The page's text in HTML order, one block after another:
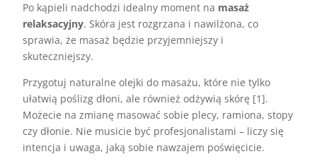
Po kąpieli nadchodzi idealny moment na masaż
relaksacyjny. Skóra jest rozgrzana i nawilżona, co
sprawia, że masaż będzie przyjemniejszy i
skuteczniejszy.
Przygotuj naturalne olejki do masażu, które nie tylko
ułatwią poślizg dłoni, ale również odżywią skórę [1].
Możecie na zmianę masować sobie plecy, ramiona, stopy
czy dłonie. Nie musicie być profesjonalistami – liczy się
intencja i uwaga, jaką sobie nawzajem poświęcicie.